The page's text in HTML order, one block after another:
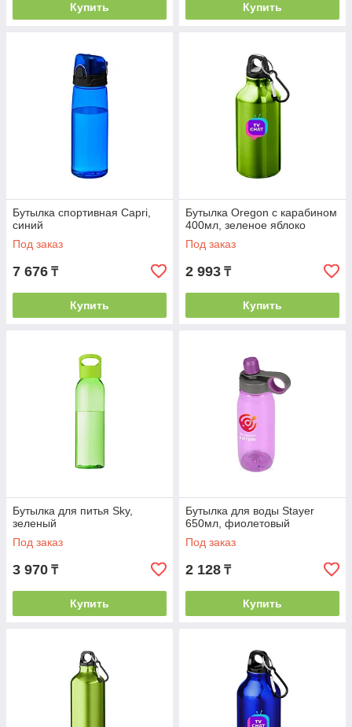
Купить Купить
Бутылка спортивная Capri,
синий
Под заказ
7 676 ₸
Купить
Бутылка Oregon с карабином
400мл, зеленое яблоко
Под заказ
2 993 ₸
Купить
Бутылка для питья Sky,
зеленый
Под заказ
3 970 ₸
Купить
Бутылка для воды Stayer
650мл, фиолетовый
Под заказ
2 128 ₸
Купить